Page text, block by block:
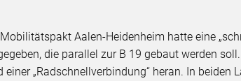
Aalen-Heidenheim hatte eine
die parallel zur B 19 gebaut werden
„Radschnellverbindung“ heran. In beiden